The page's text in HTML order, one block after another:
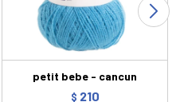
petit bebe - cancun
$ 210